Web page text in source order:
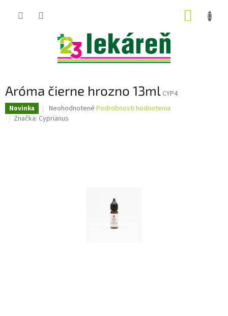
Aróma čierne hrozno 13ml CYP4
Novinka
Priemerné
hodnotenie
Neohodnotené Podrobnosti hodnotenia
Značka: Cyprianus